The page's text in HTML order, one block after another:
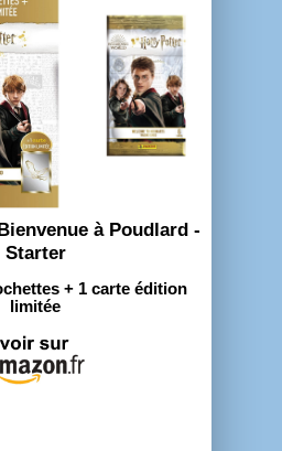
à Poudlard -
Starter
+ 1 carte édition
limitée